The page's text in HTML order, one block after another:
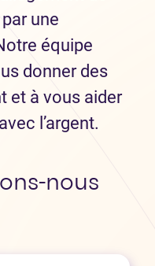
une
équipe
donner des
et à vous aider
l’argent.
nous